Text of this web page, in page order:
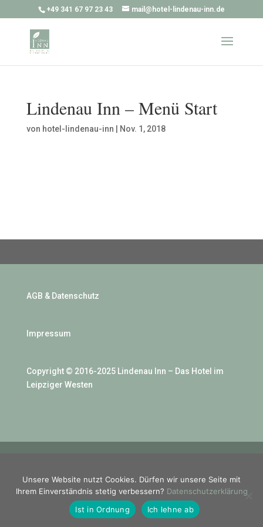
+49 341 67 97 23 43 mail@hotel-lindenau-inn.de
Lindenau Inn – Menü Start
von hotel-lindenau-inn Nov. 1, 2018
AGB & Datenschutz
Impressum
Copyright © 2016-2025 Lindenau Inn – Das Hotel im
Leipziger Westen
Unsere Website nutzt Cookies. Dürfen wir unsere Seite mit
Ihrem Einverständnis stetig verbessern? Datenschutzerklärung
Ist in Ordnung
Ich lehne ab